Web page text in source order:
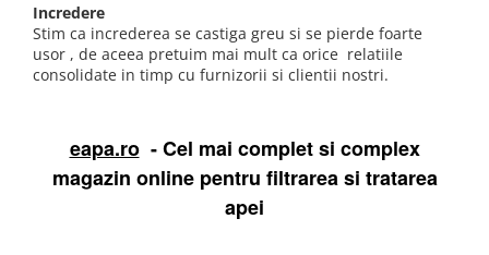
Pompe dozatoare
Componente si accesorii
Baterii purificator
Chei strangere
Cleme si suporti
Incredere
Stim ca increderea se castiga greu si se pierde foarte
usor , de aceea pretuim mai mult ca orice relatiile
consolidate in timp cu furnizorii si clientii nostri.
eapa.ro- Cel mai complet si complex
magazin online pentru filtrarea si tratarea
apei